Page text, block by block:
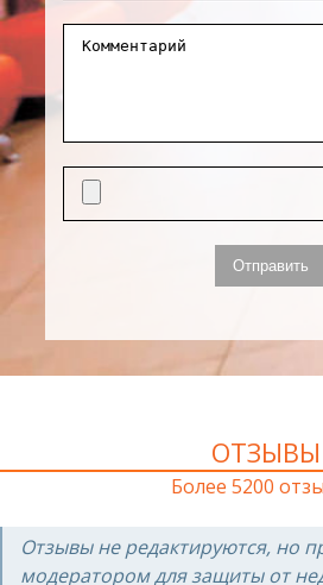
ОТЗЫВЫ
Более 5200
Отзывы не редактируются, но
модератором для защиты от